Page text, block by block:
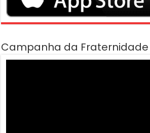
Campanha da Fraternidade